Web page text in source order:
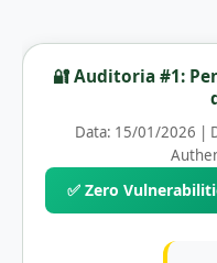
🔐 Auditoria #1:
Data: 15/01/2026 |
✅ Zero